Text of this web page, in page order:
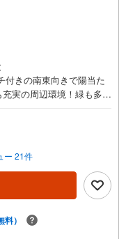
きの南東向きで陽当た
実の周辺環境！緑も多く
！■物件検討中のお客さ
などでも内覧可能です！
場合がございます。お
わせ下さい！■「りある
年中休まず営業中！いつで
～21:00上記の時間帯
料送迎】「小さなお子さ
ー 21件
料）